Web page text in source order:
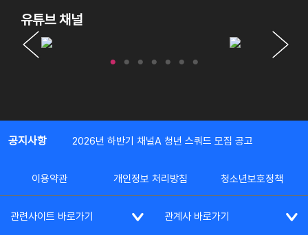
유튜브 채널
공지사항 2026년 하반기 채널A 청년 스쿼드 모집 공고
이용약관 개인정보 처리방침 청소년보호정책
관련사이트 바로가기 관계사 바로가기